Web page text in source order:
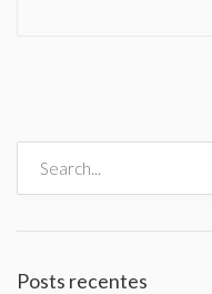
Posts recentes